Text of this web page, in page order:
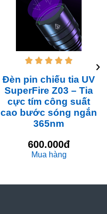
    
Đèn pin chiếu tia UV
SuperFire Z03 – Tia
cực tím công suất
cao bước sóng ngắn
365nm
600.000đ
Mua hàng